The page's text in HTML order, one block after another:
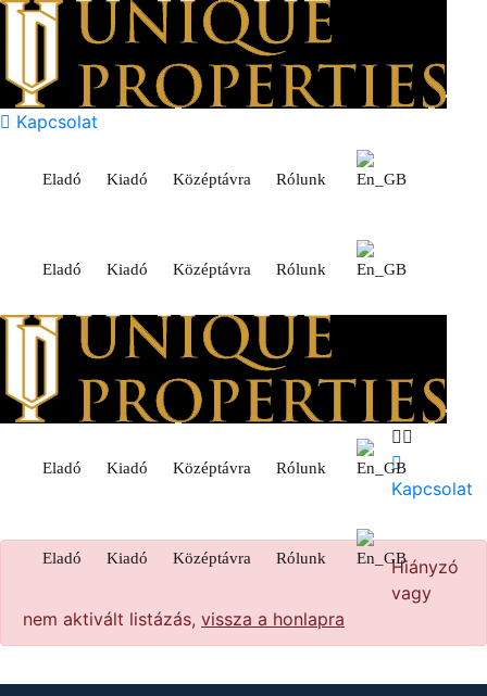
Kapcsolat
Eladó Kiadó Középtávra Rólunk
Eladó Kiadó Középtávra Rólunk
Eladó Kiadó Középtávra Rólunk
Eladó Kiadó Középtávra Rólunk
Kapcsolat
Hiányzó
vagy
nem aktivált listázás, vissza a honlapra